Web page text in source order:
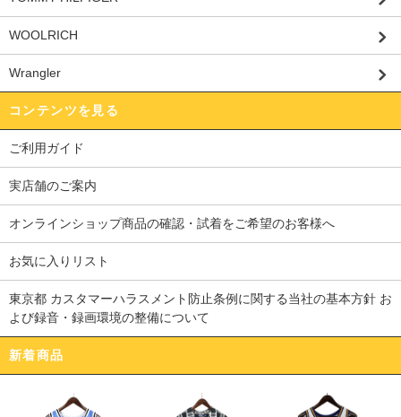
WOOLRICH
Wrangler
コンテンツを見る
ご利用ガイド
実店舗のご案内
オンラインショップ商品の確認・試着をご希望のお客様へ
お気に入りリスト
東京都 カスタマーハラスメント防止条例に関する当社の基本方針 お
よび録音・録画環境の整備について
新着商品